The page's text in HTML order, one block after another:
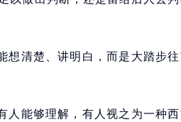
想清楚、讲明白，而是大踏步
人能够理解，有人视之为一种